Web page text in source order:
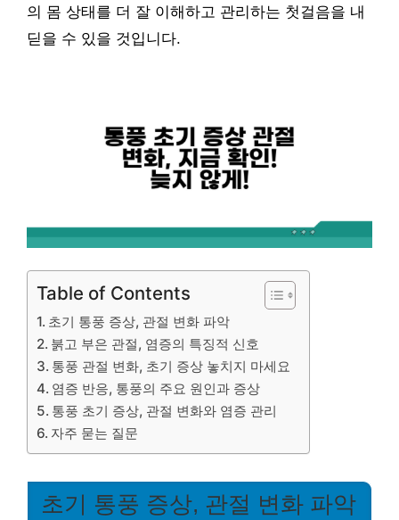
의 몸 상태를 더 잘 이해하고 관리하는 첫걸음을 내
딛을 수 있을 것입니다.
Table of Contents
초기 통풍 증상, 관절 변화 파악
붉고 부은 관절, 염증의 특징적 신호
통풍 관절 변화, 초기 증상 놓치지 마세요
염증 반응, 통풍의 주요 원인과 증상
통풍 초기 증상, 관절 변화와 염증 관리
자주 묻는 질문
초기 통풍 증상, 관절 변화 파악